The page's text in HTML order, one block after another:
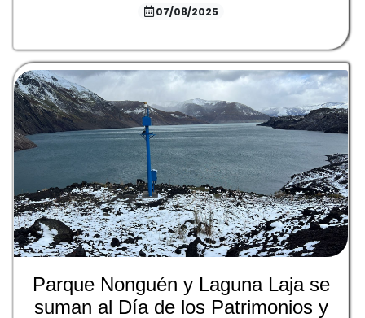
07/08/2025
Parque Nonguén y Laguna Laja se
suman al Día de los Patrimonios y